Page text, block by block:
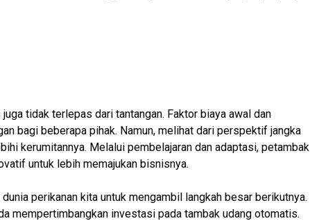
tidak terlepas dari tantangan. Faktor biaya awal dan
bagi beberapa pihak. Namun, melihat dari perspektif jangka
kerumitannya. Melalui pembelajaran dan adaptasi, petambak
untuk lebih memajukan bisnisnya.
perikanan kita untuk mengambil langkah besar berikutnya.
mempertimbangkan investasi pada tambak udang otomatis.